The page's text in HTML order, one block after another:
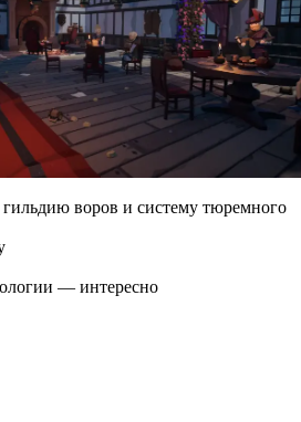
воров и систему тюремного
— интересно